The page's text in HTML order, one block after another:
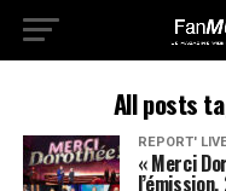
All posts
REPORT'
« Merci